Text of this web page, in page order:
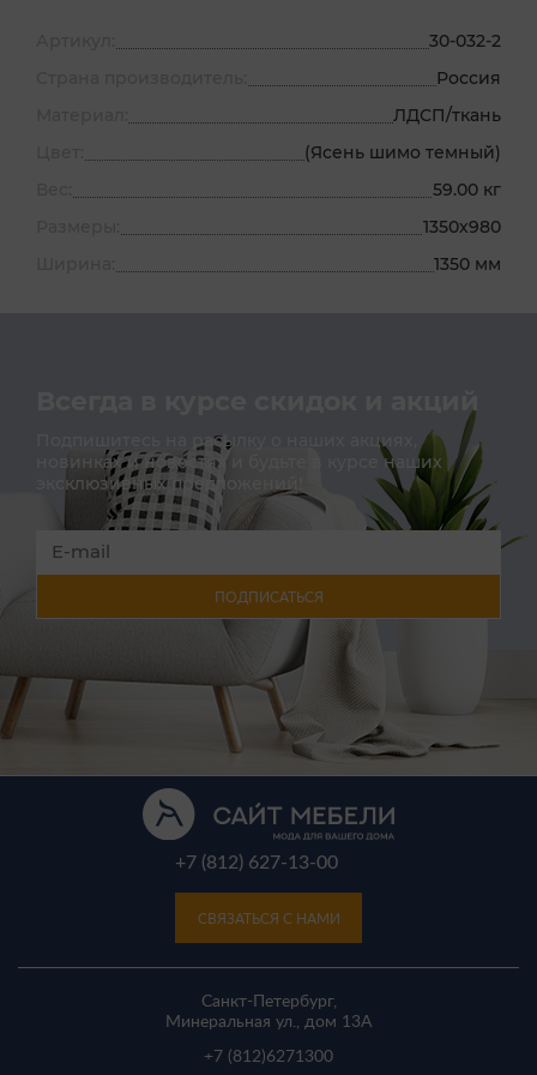
30-032-2
Россия
ЛДСП/ткань
(Ясень шимо темный)
59.00 кг
1350х980
1350 мм
Всегда в курсе скидок и акций
Подпишитесь на расылку о наших акциях,
новинках и новостях и будьте в курсе наших
эксклюзивных предложений!
ПОДПИСАТЬСЯ
+7 (812) 627-13-00
СВЯЗАТЬСЯ С НАМИ
Санкт-Петербург,
Минеральная ул., дом 13A
+7 (812)6271300